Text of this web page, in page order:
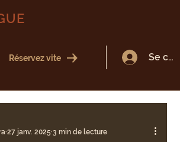
Réservez vite Se
27 janv. 2025 3 min de lecture